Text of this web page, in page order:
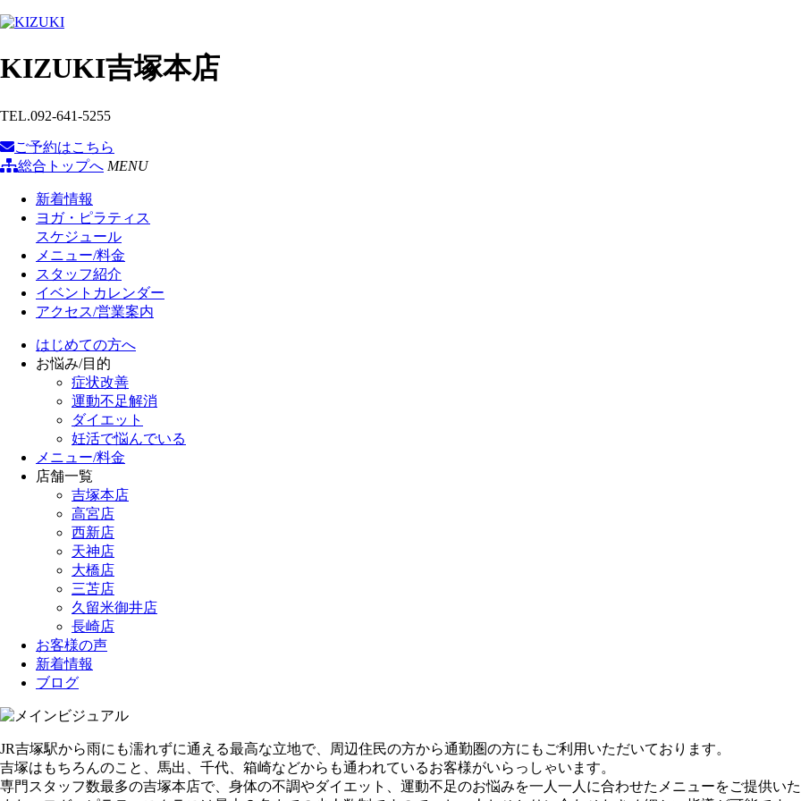
KIZUKI吉塚本店
TEL.092-641-5255
ご予約はこちら
総合トップへ MENU
新着情報
ヨガ・ピラティス
スケジュール
メニュー/料金
スタッフ紹介
イベントカレンダー
アクセス/営業案内
はじめての方へ
お悩み/目的
症状改善
運動不足解消
ダイエット
妊活で悩んでいる
メニュー/料金
店舗一覧
吉塚本店
高宮店
西新店
天神店
大橋店
三苫店
久留米御井店
長崎店
お客様の声
新着情報
ブログ
JR吉塚駅から雨にも濡れずに通える最高な立地で、周辺住民の方から通勤圏の方にもご利用いただいております。
吉塚はもちろんのこと、馬出、千代、箱崎などからも通われているお客様がいらっしゃいます。
専門スタッフ数最多の吉塚本店で、身体の不調やダイエット、運動不足のお悩みを一人一人に合わせたメニューをご提供い